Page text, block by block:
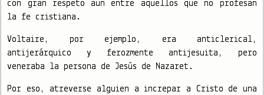
con gran respeto aun entre aquellos que no profesan
la fe cristiana.
Voltaire, por ejemplo, era anticlerical,
antijerárquico y ferozmente antijesuita, pero
veneraba la persona de Jesús de Nazaret.
Por eso, atreverse alguien a increpar a Cristo de una